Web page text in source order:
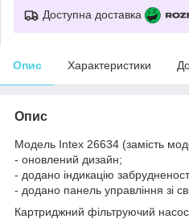
Доступна доставка
Опис Характеристики
Опис
Модель Intex 26634 (замість
- оновлений дизайн;
- додано індикацію
- додано панель управління зі
Картриджний фільтруючий